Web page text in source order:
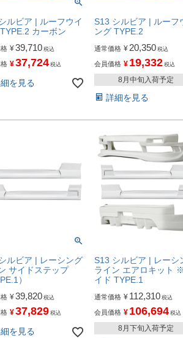
ルビア | ルーフウイ
カーボン
¥39,710 税込
¥37,724 税込
を見る
S13 シルビア | ルーフ
ング TYPE.2
通常価格 ¥ 20,350 税込
会員価格 ¥ 19,332 税込
8月中旬入荷予定
詳細を見る
ルビア | レーシング
サイドステップ
）
¥39,820 税込
¥37,829 税込
を見る
S13 シルビア | レーシ
ライン エアロキット
イド TYPE.1
通常価格 ¥ 112,310 税込
会員価格 ¥ 106,694 税込
8月下旬入荷予定